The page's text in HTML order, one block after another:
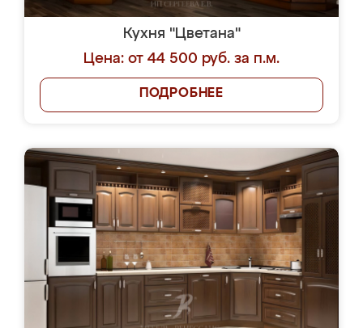
Кухня "Цветана"
Цена: от 44 500 руб. за п.м.
ПОДРОБНЕЕ